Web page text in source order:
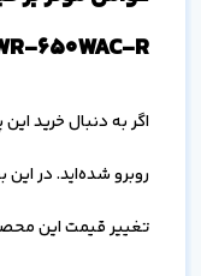
650WAC-R
اگر به دنبال خرید
روبرو شده‌اید. در
تغییر قیمت این